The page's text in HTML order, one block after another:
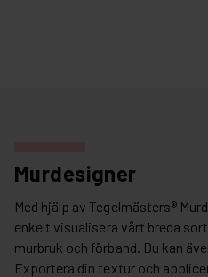
Murdesigner
Med hjälp av Tegelmästers®
enkelt visualisera vårt breda
murbruk och förband. Du kan
Exportera din textur och